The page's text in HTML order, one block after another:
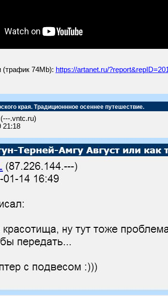
(трафик 74Mb): https://artanet.ru/
края. Традиционнное осеннее путешествие.
.vntc.ru)
21:18